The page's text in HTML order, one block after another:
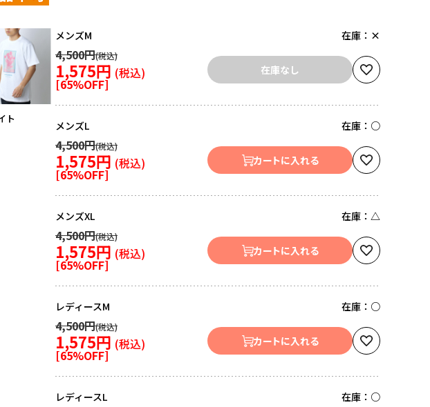
ト
メンズM 在庫： ×
4,500円
1,575円
[65%OFF]
在庫なし
メンズL 在庫： ○
4,500円
1,575円
[65%OFF]
カートに入れる
メンズXL 在庫： △
4,500円
1,575円
[65%OFF]
カートに入れる
レディースM 在庫： ○
4,500円
1,575円
[65%OFF]
カートに入れる
レディースL 在庫： ○